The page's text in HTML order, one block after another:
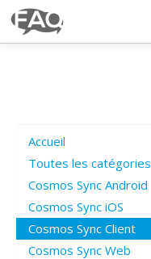
Poser une question
Questions ouvertes
Accueil
Toutes les catégories
Cosmos Sync Android
Cosmos Sync iOS
Cosmos Sync Client
Cosmos Sync Web